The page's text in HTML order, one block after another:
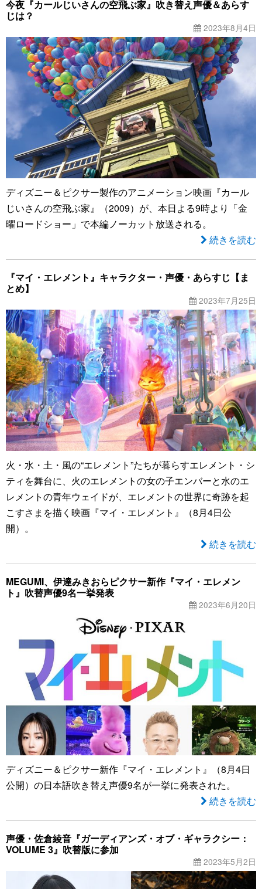
今夜『カールじいさんの空飛ぶ家』吹き替え声優＆あらす
じは？
2023年8月4日
ディズニー＆ピクサー製作のアニメーション映画『カール
じいさんの空飛ぶ家』（2009）が、本日よる9時より「金
曜ロードショー」で本編ノーカット放送される。
続きを読む
『マイ・エレメント』キャラクター・声優・あらすじ【ま
とめ】
2023年7月25日
火・水・土・風の“エレメント”たちが暮らすエレメント・シ
ティを舞台に、火のエレメントの女の子エンバーと水のエ
レメントの青年ウェイドが、エレメントの世界に奇跡を起
こすさまを描く映画『マイ・エレメント』（8月4日公
開）。
続きを読む
MEGUMI、伊達みきおらピクサー新作『マイ・エレメン
ト』吹替声優9名一挙発表
2023年6月20日
ディズニー＆ピクサー新作『マイ・エレメント』（8月4日
公開）の日本語吹き替え声優9名が一挙に発表された。
続きを読む
声優・佐倉綾音『ガーディアンズ・オブ・ギャラクシー：
VOLUME 3』吹替版に参加
2023年5月2日